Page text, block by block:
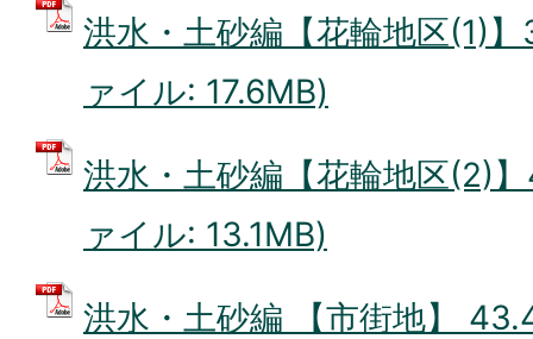
洪水・土砂編【花輪地区(1)
ァイル: 17.6MB)
洪水・土砂編【花輪地区(2)
ァイル: 13.1MB)
洪水・土砂編 【市街地】